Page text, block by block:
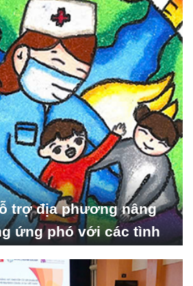
trợ địa phương nâng
ứng phó với các tình